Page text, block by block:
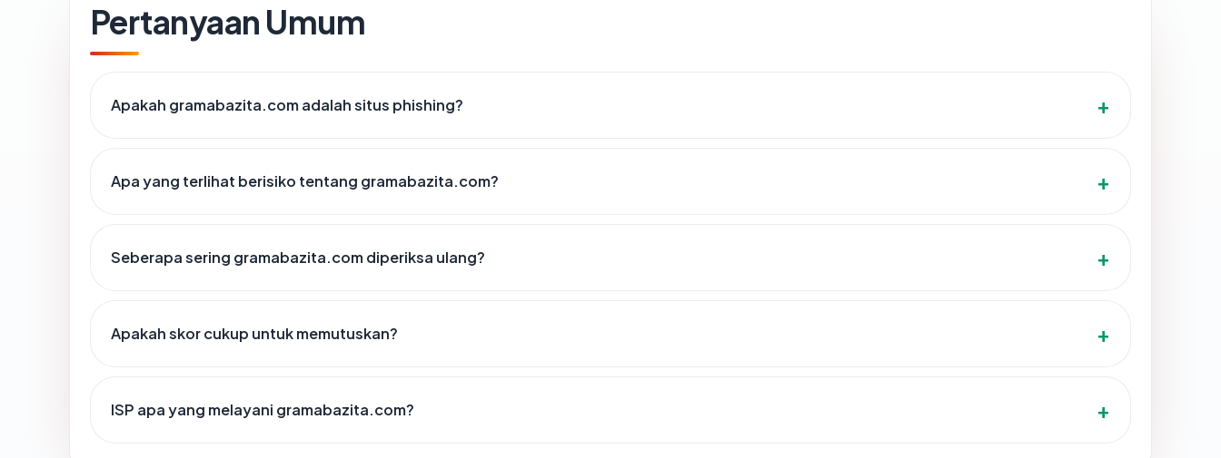
Pertanyaan Umum
Apakah gramabazita.com adalah situs phishing?
Apa yang terlihat berisiko tentang gramabazita.com?
Seberapa sering gramabazita.com diperiksa ulang?
Apakah skor cukup untuk memutuskan?
ISP apa yang melayani gramabazita.com?